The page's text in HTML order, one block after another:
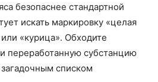
безопаснее стандартной
искать маркировку «целая
«курица». Обходите
переработанную субстанцию
списком